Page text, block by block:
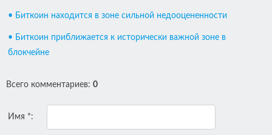
• Биткоин находится в зоне сильной недооцененности
• Биткоин приближается к исторически важной зоне в
блокчейне
Всего комментариев: 0
Имя *: